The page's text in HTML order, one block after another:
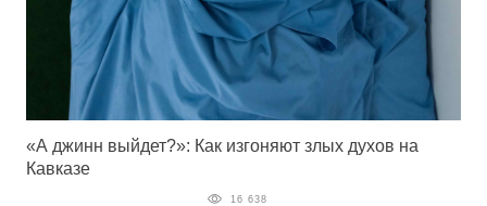
«А джинн выйдет?»: Как изгоняют злых духов на
Кавказе
16 638